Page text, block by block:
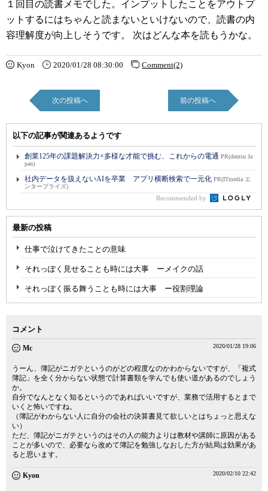
１回目の読書メモでした。インプットしたことをアウトプ
ットするにはちゃんと読まないといけないので、読書の内
容理解度が向上しそうです。 次はどんな本を読もうかな。
Kyon 2020/01/28 08:30:00 Comment(2)
次の投稿へ 前の投稿へ
以下の記事が関連あるようです
創業125年の課題解決力×多様な才能で挑む、これからの電通 PR(dentsu Ja
pan)
社内データを扱えないAIを卒業 アプリ横断検索で一元化 PR(ITmedia エ
ンタープライズ)
Recommended by
最新の投稿
仕事で泣けてきたことの意味
それっぽく見せることも時には大事 ーメイクの話
それっぽく振る舞うことも時には大事 ー役割理論
コメント
Mc 2020/01/28 19:06
うーん、簿記がニガテというのがどの程度なのかわからないですが、「複式
簿記」を全く分からない状態で計算書類を学んでも使い道があるのでしょう
か。
自分でなんとなく知るというのであればいいですが、業務で活用するとまで
いくと怖いですね。
（簿記がわからない人に自分の会社の決算書見て欲しいとはちょっと思えな
い）
ただ、簿記がニガテというのはその人の能力よりは教材や講師に原因がある
ことが多いので、必要なら改めて簿記を勉強しなおした方が結局は効果があ
ると思います。
Kyon 2020/02/10 22:42